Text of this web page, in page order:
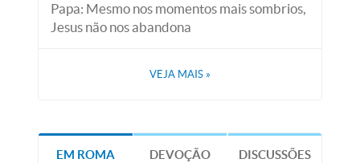
Papa: Mesmo nos momentos mais sombrios,
Jesus não nos abandona
VEJA MAIS »
EM ROMA DEVOÇÃO DISCUSSÕES